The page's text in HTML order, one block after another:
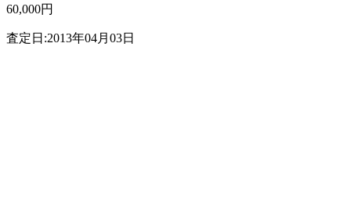
60,000円
査定日:2013年04月03日